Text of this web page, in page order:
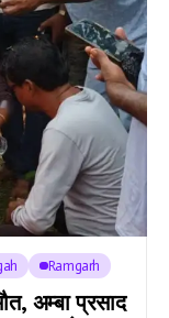
Ramgarh
अम्बा प्रसाद